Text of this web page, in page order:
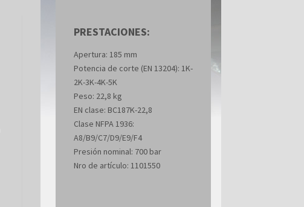
PRESTACIONES:
Apertura: 185 mm
Potencia de corte (EN 13204): 1K-
2K-3K-4K-5K
Peso: 22,8 kg
EN clase: BC187K-22,8
Clase NFPA 1936:
A8/B9/C7/D9/E9/F4
Presión nominal: 700 bar
Nro de artículo: 1101550